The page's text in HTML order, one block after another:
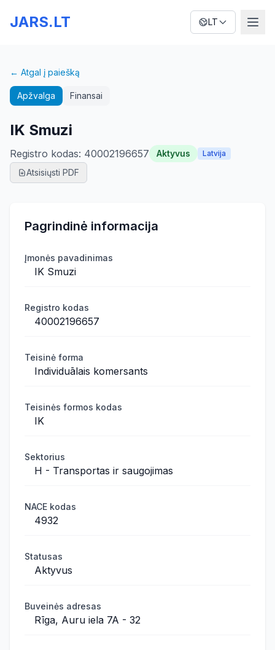
JARS.LT LT
← Atgal į paiešką
Apžvalga Finansai
IK Smuzi
Registro kodas: 40002196657 Aktyvus Latvija
Atsisiųsti PDF
Pagrindinė informacija
Įmonės pavadinimas
IK Smuzi
Registro kodas
40002196657
Teisinė forma
Individuālais komersants
Teisinės formos kodas
IK
Sektorius
H - Transportas ir saugojimas
NACE kodas
4932
Statusas
Aktyvus
Buveinės adresas
Rīga, Auru iela 7A - 32